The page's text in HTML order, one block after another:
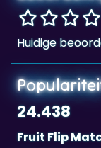
Huidige
24.438
Fruit Flip